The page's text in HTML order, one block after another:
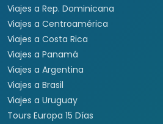
Viajes a Rep. Dominicana
Viajes a Centroamérica
Viajes a Costa Rica
Viajes a Panamá
Viajes a Argentina
Viajes a Brasil
Viajes a Uruguay
Tours Europa 15 Días